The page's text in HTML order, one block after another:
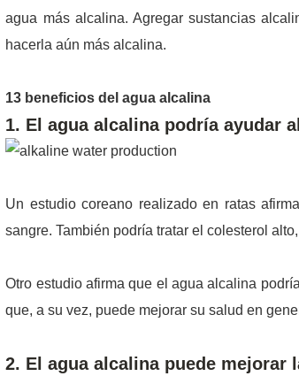
agua más alcalina. Agregar sustancias
hacerla aún más alcalina.
13 beneficios del agua alcalina
1. El agua alcalina podría ayudar
Un estudio coreano realizado en ratas
sangre. También podría tratar el colesterol
Otro estudio afirma que el agua alcalina
que, a su vez, puede mejorar su salud en
2. El agua alcalina puede mejorar